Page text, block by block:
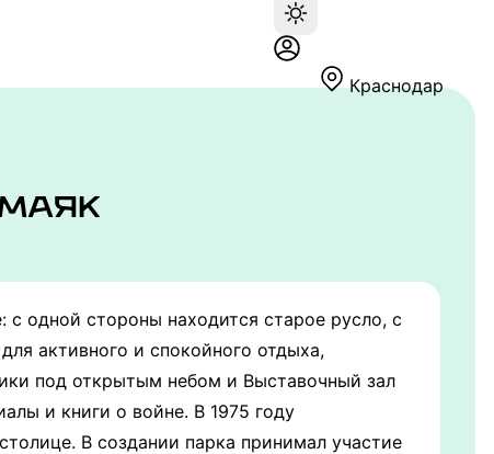
Краснодар
одной стороны находится старое русло, с
активного и спокойного отдыха,
под открытым небом и Выставочный зал
и книги о войне. В 1975 году
В создании парка принимал участие